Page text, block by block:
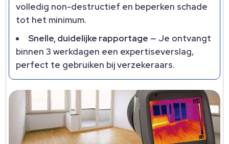
volledig non-destructief en beperken schade
tot het minimum.​
Snelle, duidelijke rapportage — Je ontvangt
binnen 3 werkdagen een expertiseverslag,
perfect te gebruiken bij verzekeraars.​